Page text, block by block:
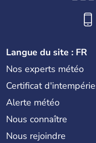
Langue du site : FR
Nos experts météo
Certificat
Alerte météo
Nous connaître
Nous rejoindre